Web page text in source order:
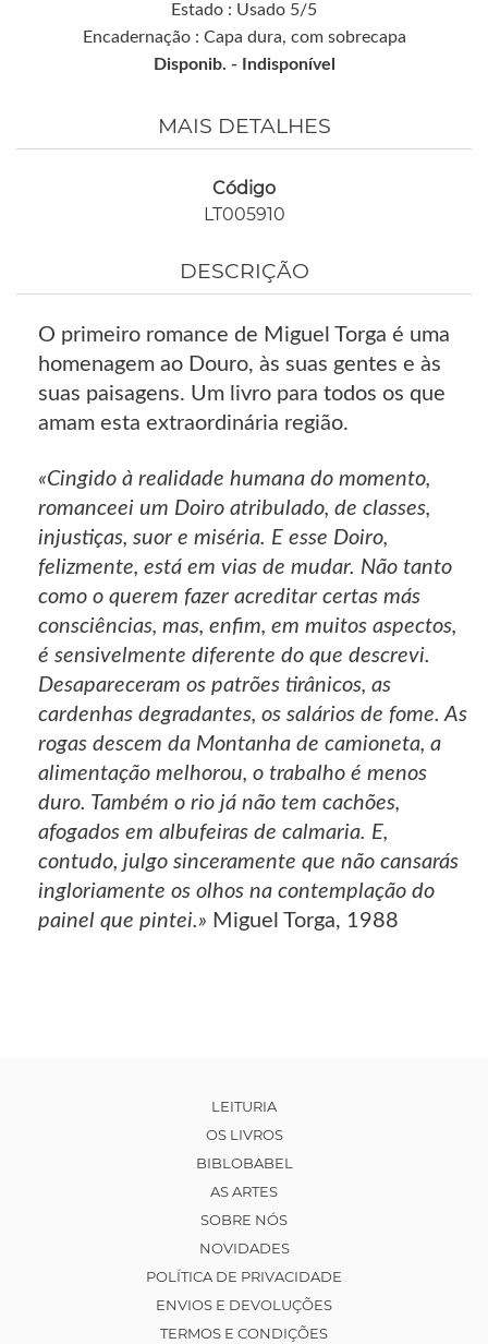
Estado : Usado 5/5
Encadernação : Capa dura, com sobrecapa
Disponib. -
Indisponível
MAIS DETALHES
Código
LT005910
DESCRIÇÃO
O primeiro romance de Miguel Torga é uma
homenagem ao Douro, às suas gentes e às
suas paisagens. Um livro para todos os que
amam esta extraordinária região.
«Cingido à realidade humana do momento,
romanceei um Doiro atribulado, de classes,
injustiças, suor e miséria. E esse Doiro,
felizmente, está em vias de mudar. Não tanto
como o querem fazer acreditar certas más
consciências, mas, enfim, em muitos aspectos,
é sensivelmente diferente do que descrevi.
Desapareceram os patrões tirânicos, as
cardenhas degradantes, os salários de fome. As
rogas descem da Montanha de camioneta, a
alimentação melhorou, o trabalho é menos
duro. Também o rio já não tem cachões,
afogados em albufeiras de calmaria. E,
contudo, julgo sinceramente que não cansarás
ingloriamente os olhos na contemplação do
painel que pintei.» Miguel Torga, 1988
LEITURIA
OS LIVROS
BIBLOBABEL
AS ARTES
SOBRE NÓS
NOVIDADES
POLÍTICA DE PRIVACIDADE
ENVIOS E DEVOLUÇÕES
TERMOS E CONDIÇÕES